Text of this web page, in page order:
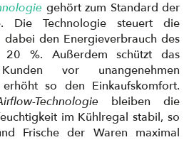
gehört zum Standard der
Die Technologie steuert die
dabei den Energieverbrauch des
%. Außerdem schützt das
vor unangenehmen
so den Einkaufskomfort.
Technologie bleiben die
im Kühlregal stabil, so
Frische der Waren maximal